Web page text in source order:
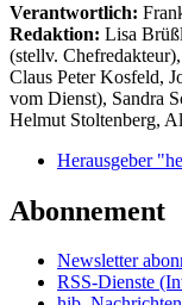
Verantwortlich:
Redaktion: Lisa
(stellv.
Claus Peter Kosfeld,
vom Dienst), Sandra
Helmut Stoltenberg,
Herausgeber
Abonnement
Newsletter
RSS-Dienste